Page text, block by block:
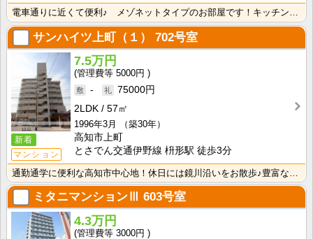
サンハイツ上町（１） 702号室
新着
マンション
7.5万円
5000円
-
75000円
2LDK
57㎡
1996年3月
（築30年）
高知市上町
とさでん交通伊野線 枡形駅 徒歩3分
ミタニマンションⅢ 603号室
4.3万円
3000円